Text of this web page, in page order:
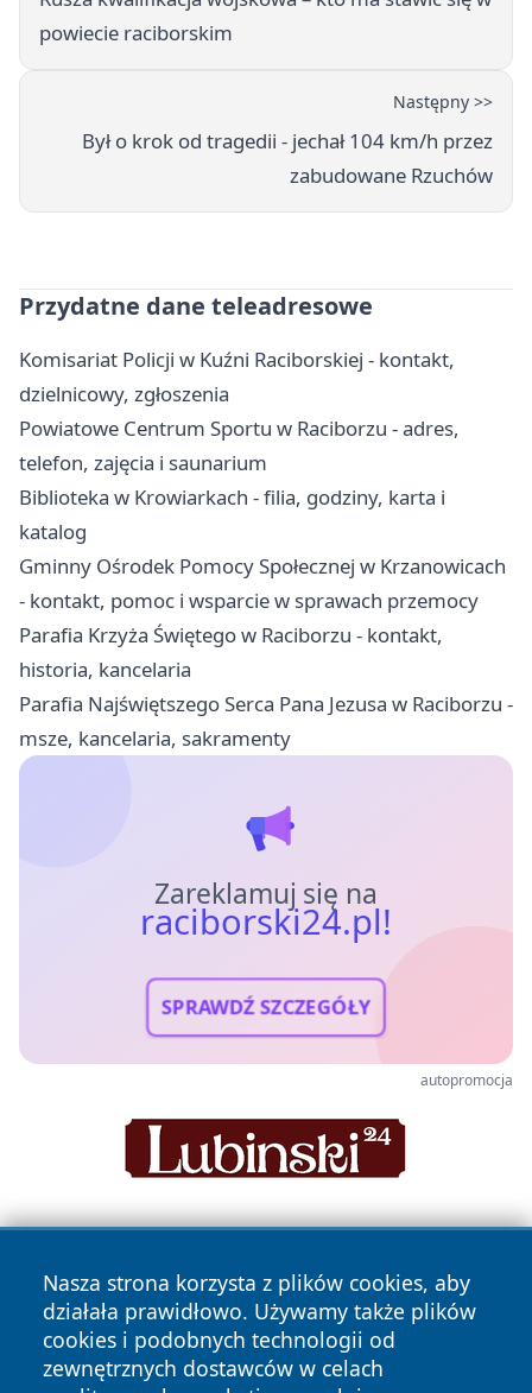
powiecie raciborskim
Następny >>
Był o krok od tragedii - jechał 104 km/h przez
zabudowane Rzuchów
Przydatne dane teleadresowe
Komisariat Policji w Kuźni Raciborskiej - kontakt,
dzielnicowy, zgłoszenia
Powiatowe Centrum Sportu w Raciborzu - adres,
telefon, zajęcia i saunarium
Biblioteka w Krowiarkach - filia, godziny, karta i
katalog
Gminny Ośrodek Pomocy Społecznej w Krzanowicach
- kontakt, pomoc i wsparcie w sprawach przemocy
Parafia Krzyża Świętego w Raciborzu - kontakt,
historia, kancelaria
Parafia Najświętszego Serca Pana Jezusa w Raciborzu -
msze, kancelaria, sakramenty
Zareklamuj się na
raciborski24.pl!
SPRAWDŹ SZCZEGÓŁY
autopromocja
Nasza strona korzysta z plików cookies, aby
działała prawidłowo. Używamy także plików
cookies i podobnych technologii od
zewnętrznych dostawców w celach
Copyright © 2026 raciborski24.pl Wszystkie prawa